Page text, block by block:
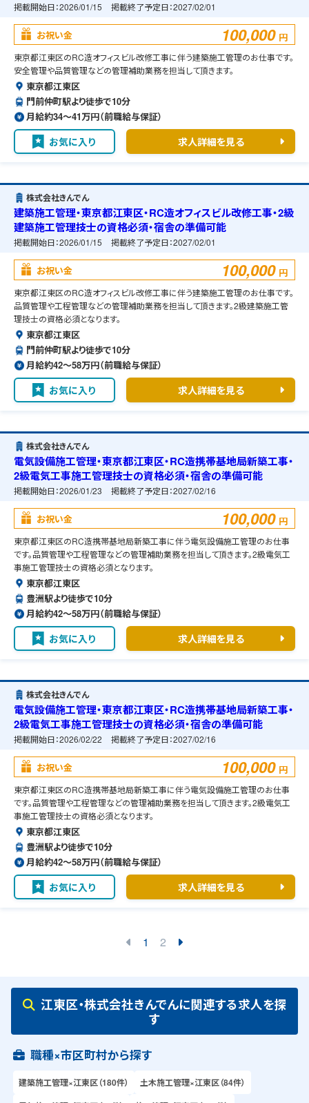
掲載開始日：2026/01/15 掲載終了予定日：2027/02/01
お祝い金 100,000 円
東京都江東区のRC造オフィスビル改修工事に伴う建築施工管理のお仕事です。
安全管理や品質管理などの管理補助業務を担当して頂きます。
東京都江東区
門前仲町駅より徒歩で10分
月給約34〜41万円（前職給与保証）
お気に入り 求人詳細を見る
株式会社きんでん
建築施工管理・東京都江東区・RC造オフィスビル改修工事・2級
建築施工管理技士の資格必須・宿舎の準備可能
掲載開始日：2026/01/15 掲載終了予定日：2027/02/01
お祝い金 100,000 円
東京都江東区のRC造オフィスビル改修工事に伴う建築施工管理のお仕事です。
品質管理や工程管理などの管理補助業務を担当して頂きます。2級建築施工管
理技士の資格必須となります。
東京都江東区
門前仲町駅より徒歩で10分
月給約42〜58万円（前職給与保証）
お気に入り 求人詳細を見る
株式会社きんでん
電気設備施工管理・東京都江東区・RC造携帯基地局新築工事・
2級電気工事施工管理技士の資格必須・宿舎の準備可能
掲載開始日：2026/01/23 掲載終了予定日：2027/02/16
お祝い金 100,000 円
東京都江東区のRC造携帯基地局新築工事に伴う電気設備施工管理のお仕事
です。品質管理や工程管理などの管理補助業務を担当して頂きます。2級電気工
事施工管理技士の資格必須となります。
東京都江東区
豊洲駅より徒歩で10分
月給約42〜58万円（前職給与保証）
お気に入り 求人詳細を見る
株式会社きんでん
電気設備施工管理・東京都江東区・RC造携帯基地局新築工事・
2級電気工事施工管理技士の資格必須・宿舎の準備可能
掲載開始日：2026/02/22 掲載終了予定日：2027/02/16
お祝い金 100,000 円
東京都江東区のRC造携帯基地局新築工事に伴う電気設備施工管理のお仕事
です。品質管理や工程管理などの管理補助業務を担当して頂きます。2級電気工
事施工管理技士の資格必須となります。
東京都江東区
豊洲駅より徒歩で10分
月給約42〜58万円（前職給与保証）
お気に入り 求人詳細を見る
1 2
江東区・株式会社きんでんに関連する求人を探
す
職種×市区町村から探す
建築施工管理×江東区（180件）
土木施工管理×江東区（84件）